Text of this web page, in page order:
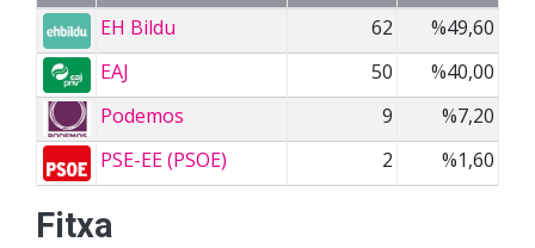
EH Bildu
62
%49,60
EAJ
50
%40,00
Podemos
9
%7,20
PSE-EE (PSOE)
2 %1,60
Fitxa